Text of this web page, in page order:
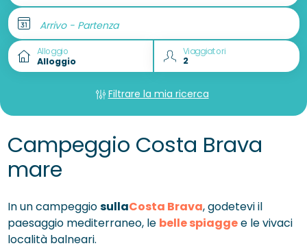
Arrivo - Partenza
Alloggio Viaggiatori
Filtrare la mia ricerca
Campeggio Costa Brava
mare
In un campeggiosullaCosta Brava, godetevi il
paesaggio mediterraneo, le belle spiaggee le vivaci
località balneari.